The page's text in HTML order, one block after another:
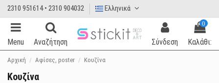
2310 951614 • 2310 904032 Ελληνικά
Menu Αναζήτηση Σύνδεση
0
Καλάθι:
Αρχική Αφίσες, poster Κουζίνα
Κουζίνα